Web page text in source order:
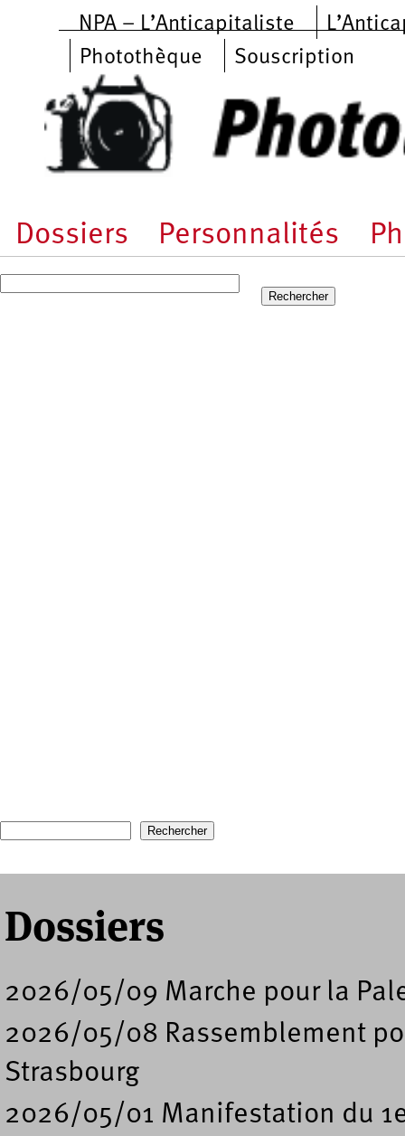
Aller au contenu principal
NPA – L’Anticapitaliste
Photothèque
Souscription
Dossiers Personnalités
Formulaire de recherche
Dossiers
2026/05/09 Marche pour la
2026/05/08 Rassemblement
Strasbourg
2026/05/01 Manifestation du